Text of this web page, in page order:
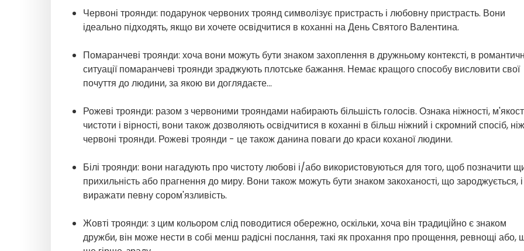
Червоні троянди: подарунок червоних троянд символізує пристрасть і любовну пристрасть. Вони
ідеально підходять, якщо ви хочете освідчитися в коханні на День Святого Валентина.
Помаранчеві троянди: хоча вони можуть бути знаком захоплення в дружньому контексті, в
ситуації помаранчеві троянди зраджують плотське бажання. Немає кращого способу висловити свої
почуття до людини, за якою ви доглядаєте...
Рожеві троянди: разом з червоними трояндами набирають більшість голосів. Ознака ніжності,
чистоти і вірності, вони також дозволяють освідчитися в коханні в більш ніжний і скромний спосіб, ніж
червоні троянди. Рожеві троянди - це також данина поваги до краси коханої людини.
Білі троянди: вони нагадують про чистоту любові і/або використовуються для того, щоб позначити
прихильність або прагнення до миру. Вони також можуть бути знаком закоханості, що зароджується, і
виражати певну сором'язливість.
Жовті троянди: з цим кольором слід поводитися обережно, оскільки, хоча він традиційно є знаком
дружби, він може нести в собі менш радісні послання, такі як прохання про прощення, ревнощі або,